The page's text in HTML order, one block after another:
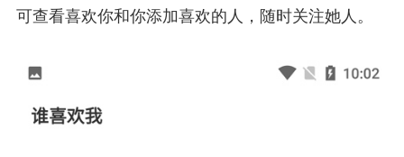
可查看喜欢你和你添加喜欢的人，随时关注她人。